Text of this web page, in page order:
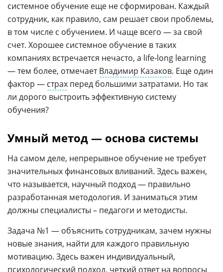
системное обучение еще не сформирован. Каждый
сотрудник, как правило, сам решает свои проблемы,
в том числе с обучением. И чаще всего — за свой
счет. Хорошее системное обучение в таких
компаниях встречается нечасто, а life-long learning
— тем более, отмечаетВладимир Казаков. Еще один
фактор — страх перед большими затратами. Но так
ли дорого выстроить эффективную систему
обучения?
Умный метод — основа системы
На самом деле, непрерывное обучение не требует
значительных финансовых вливаний. Здесь важен,
что называется, научный подход — правильно
разработанная методология. И заниматься этим
должны специалисты – педагоги и методисты.
Задача №1 — объяснить сотрудникам, зачем нужны
новые знания, найти для каждого правильную
мотивацию. Здесь важен индивидуальный,
психологический подход, четкий ответ на вопросы